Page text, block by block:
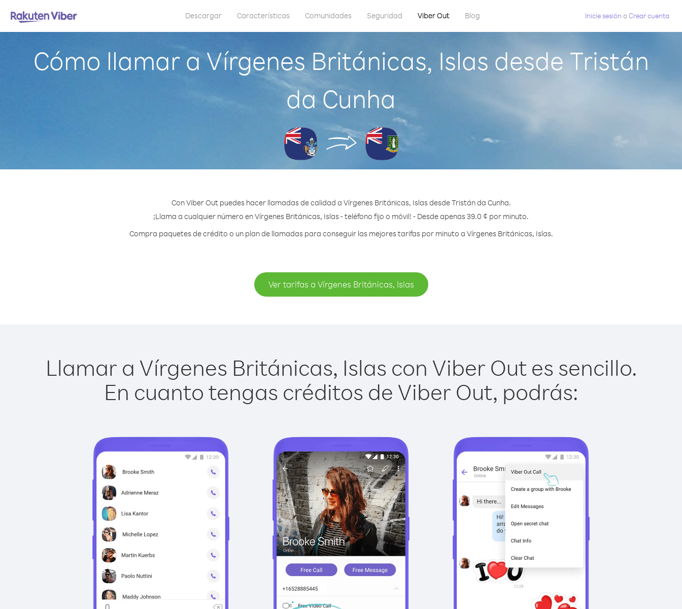
Descargar Características Comunidades Seguridad Viber Out Blog Inicie sesión oCrear cuenta
Cómo llamar a Vírgenes Británicas, Islas desde Tristán
da Cunha
Con Viber Out puedes hacer llamadas de calidad a Vírgenes Británicas, Islas desde Tristán da Cunha.
¡Llama a cualquier número en Vírgenes Británicas, Islas - teléfono fijo o móvil! - Desde apenas 39.0 ¢ por minuto.
Compra paquetes de crédito o un plan de llamadas para conseguir las mejores tarifas por minuto a Vírgenes Británicas, Islas.
Ver tarifas a Vírgenes Británicas, Islas
Llamar a Vírgenes Británicas, Islas con Viber Out es sencillo.
En cuanto tengas créditos de Viber Out, podrás: